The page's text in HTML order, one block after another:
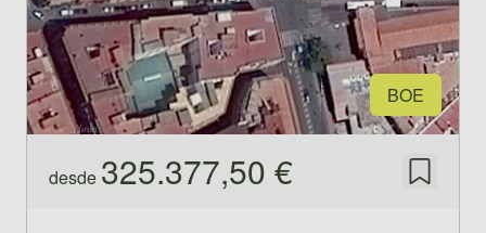
BOE
desde 325.377,50 € Guardar